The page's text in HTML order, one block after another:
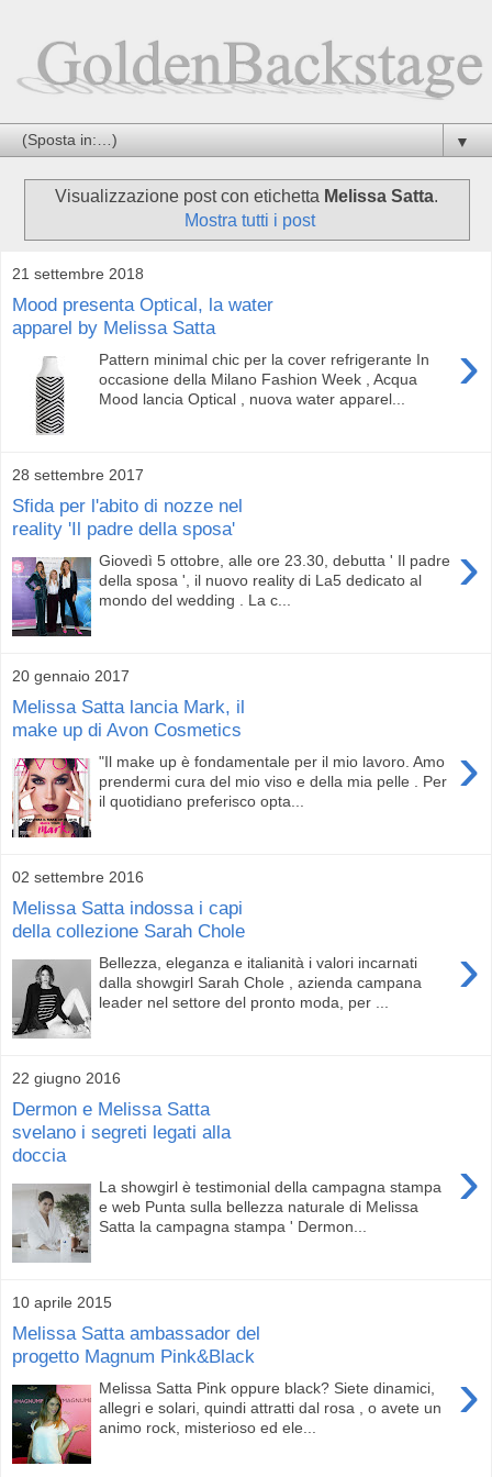
▼
Visualizzazione post con etichetta Melissa Satta.
Mostra tutti i post
21 settembre 2018
Mood presenta Optical, la water
apparel by Melissa Satta
›
Pattern minimal chic per la cover refrigerante In
occasione della Milano Fashion Week , Acqua
Mood lancia Optical , nuova water apparel...
28 settembre 2017
Sfida per l'abito di nozze nel
reality 'Il padre della sposa'
›
Giovedì 5 ottobre, alle ore 23.30, debutta ' Il padre
della sposa ', il nuovo reality di La5 dedicato al
mondo del wedding . La c...
20 gennaio 2017
Melissa Satta lancia Mark, il
make up di Avon Cosmetics
›
"Il make up è fondamentale per il mio lavoro. Amo
prendermi cura del mio viso e della mia pelle . Per
il quotidiano preferisco opta...
02 settembre 2016
Melissa Satta indossa i capi
della collezione Sarah Chole
›
Bellezza, eleganza e italianità i valori incarnati
dalla showgirl Sarah Chole , azienda campana
leader nel settore del pronto moda, per ...
22 giugno 2016
Dermon e Melissa Satta
svelano i segreti legati alla
doccia
›
La showgirl è testimonial della campagna stampa
e web Punta sulla bellezza naturale di Melissa
Satta la campagna stampa ' Dermon...
10 aprile 2015
Melissa Satta ambassador del
progetto Magnum Pink&Black
›
Melissa Satta Pink oppure black? Siete dinamici,
allegri e solari, quindi attratti dal rosa , o avete un
animo rock, misterioso ed ele...